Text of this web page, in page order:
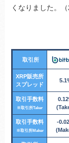
くなりました。
取引所
XRP販売所
スプレッド
取引手数料
※取引所Taker
取引手数料
※取引所Maker
-